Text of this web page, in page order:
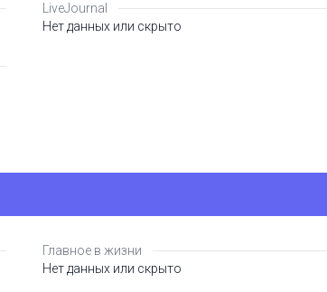
LiveJournal
Нет данных или скрыто
Главное в жизни
Нет данных или скрыто